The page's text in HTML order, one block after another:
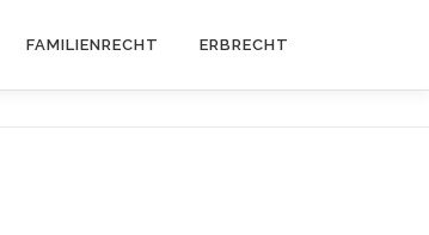
FAMILIENRECHT ERBRECHT